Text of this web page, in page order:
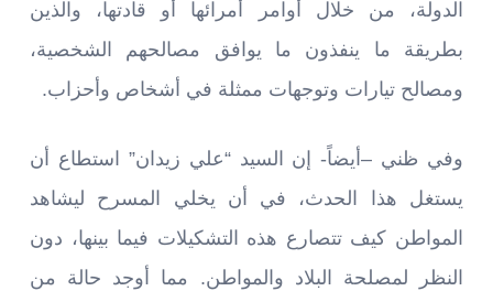
الدولة، من خلال أوامر أمرائها أو قادتها، والذين
بطريقة ما ينفذون ما يوافق مصالحهم الشخصية،
ومصالح تيارات وتوجهات ممثلة في أشخاص وأحزاب.
وفي ظني –أيضاً- إن السيد “علي زيدان” استطاع أن
يستغل هذا الحدث، في أن يخلي المسرح ليشاهد
المواطن كيف تتصارع هذه التشكيلات فيما بينها، دون
النظر لمصلحة البلاد والمواطن. مما أوجد حالة من